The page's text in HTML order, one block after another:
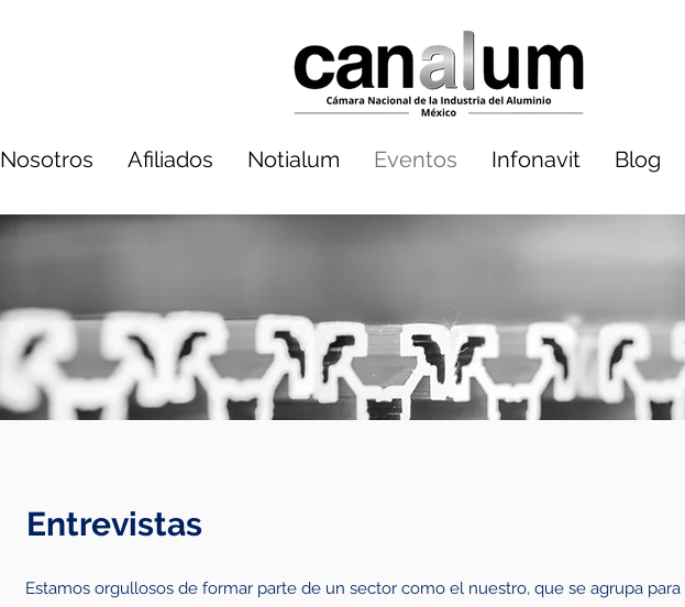
Nosotros Afiliados Notialum Eventos Infonavit Blog
Entrevistas
Estamos orgullosos de formar parte de un sector como el nuestro, que se agrupa para